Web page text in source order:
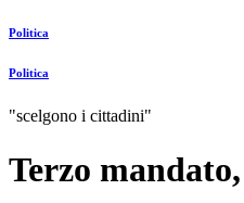
Politica
Politica
"scelgono i cittadini"
Terzo